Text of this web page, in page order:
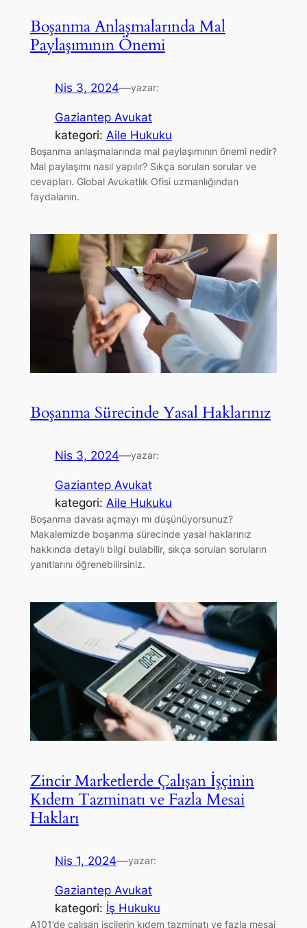
Boşanma Anlaşmalarında Mal
Paylaşımının Önemi
Nis 3, 2024—yazar:
Gaziantep Avukat
kategori: Aile Hukuku
Boşanma anlaşmalarında mal paylaşımının önemi nedir?
Mal paylaşımı nasıl yapılır? Sıkça sorulan sorular ve
cevapları. Global Avukatlık Ofisi uzmanlığından
faydalanın.
Boşanma Sürecinde Yasal Haklarınız
Nis 3, 2024—yazar:
Gaziantep Avukat
kategori: Aile Hukuku
Boşanma davası açmayı mı düşünüyorsunuz?
Makalemizde boşanma sürecinde yasal haklarınız
hakkında detaylı bilgi bulabilir, sıkça sorulan soruların
yanıtlarını öğrenebilirsiniz.
Zincir Marketlerde Çalışan İşçinin
Kıdem Tazminatı ve Fazla Mesai
Hakları
Nis 1, 2024—yazar:
Gaziantep Avukat
kategori: İş Hukuku
A101’de çalışan işçilerin kıdem tazminatı ve fazla mesai